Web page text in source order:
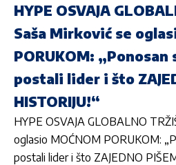
HYPE OSVAJA
Saša Mirković se
PORUKOM: „Ponosan
postali lider i što
HISTORIJU!“
HYPE OSVAJA GLOBALNO
oglasio MOĆNOM PORUKOM:
postali lider i što ZAJEDNO